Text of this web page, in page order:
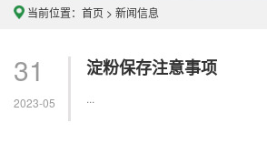
当前位置： 首页 > 新闻信息
31
2023-05
淀粉保存注意事项
...